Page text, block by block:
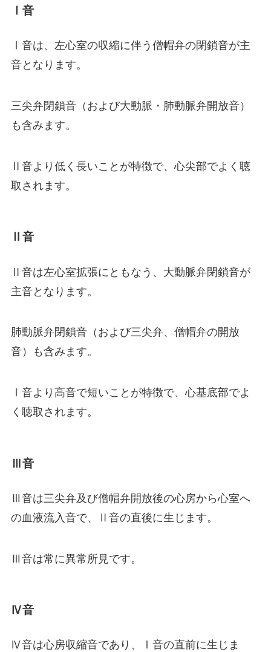
Ⅰ音
Ⅰ音は、左心室の収縮に伴う僧帽弁の閉鎖音が主
音となります。
三尖弁閉鎖音（および大動脈・肺動脈弁開放音）
も含みます。
Ⅱ音より低く長いことが特徴で、心尖部でよく聴
取されます。
Ⅱ音
Ⅱ音は左心室拡張にともなう、大動脈弁閉鎖音が
主音となります。
肺動脈弁閉鎖音（および三尖弁、僧帽弁の開放
音）も含みます。
Ⅰ音より高音で短いことが特徴で、心基底部でよ
く聴取されます。
Ⅲ音
Ⅲ音は三尖弁及び僧帽弁開放後の心房から心室へ
の血液流入音で、Ⅱ音の直後に生じます。
Ⅲ音は常に異常所見です。
Ⅳ音
Ⅳ音は心房収縮音であり、Ⅰ音の直前に生じま